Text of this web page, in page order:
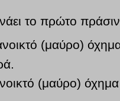
το πρώτο
(μαύρο)
(μαύρο)